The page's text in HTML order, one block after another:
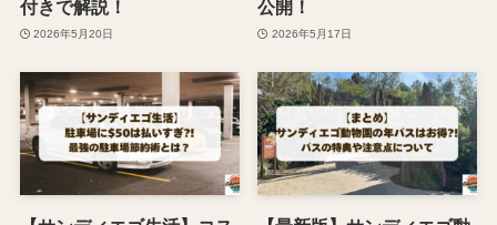
付きで解説！
2026年5月20日
公開！
2026年5月17日